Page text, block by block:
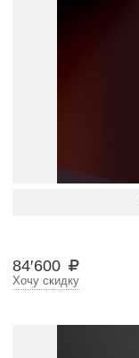
84′600
Хочу скидку